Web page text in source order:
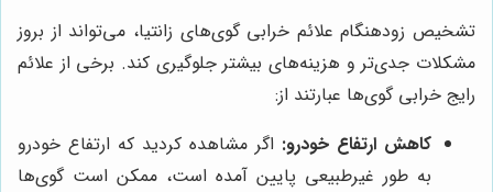
تشخیص زودهنگام علائم خرابی گوی‌های زانتیا، می‌تواند از بروز
مشکلات جدی‌تر و هزینه‌های بیشتر جلوگیری کند. برخی از علائم
رایج خرابی گوی‌ها عبارتند از:
کاهش ارتفاع خودرو: اگر مشاهده کردید که ارتفاع خودرو
به طور غیرطبیعی پایین آمده است، ممکن است گوی‌ها